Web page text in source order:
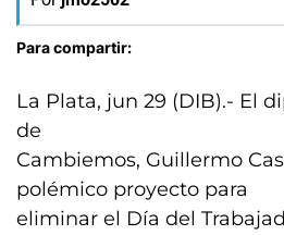
Para compartir:
La Plata, jun 29 (DIB).- El
de
Cambiemos, Guillermo
polémico proyecto para
eliminar el Día del